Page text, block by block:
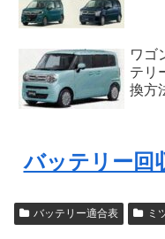
ワゴ
テリ
換方
バッテリー回
バッテリー適合表 ミ